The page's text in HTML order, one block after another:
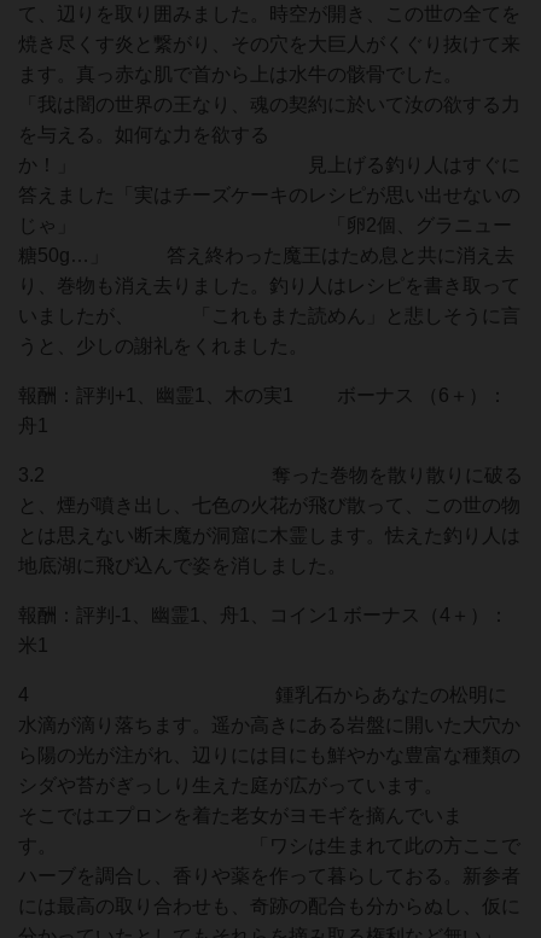
て、辺りを取り囲みました。時空が開き、この世の全てを
焼き尽くす炎と繋がり、その穴を大巨人がくぐり抜けて来
ます。真っ赤な肌で首から上は水牛の骸骨でした。
「我は闇の世界の王なり、魂の契約に於いて汝の欲する力
を与える。如何な力を欲する
か！」 見上げる釣り人はすぐに
答えました「実はチーズケーキのレシピが思い出せないの
じゃ」 「卵2個、グラニュー
糖50g…」 答え終わった魔王はため息と共に消え去
り、巻物も消え去りました。釣り人はレシピを書き取って
いましたが、 「これもまた読めん」と悲しそうに言
うと、少しの謝礼をくれました。
報酬：評判+1、幽霊1、木の実1 ボーナス （6＋）：
舟1
3.2 奪った巻物を散り散りに破る
と、煙が噴き出し、七色の火花が飛び散って、この世の物
とは思えない断末魔が洞窟に木霊します。怯えた釣り人は
地底湖に飛び込んで姿を消しました。
報酬：評判-1、幽霊1、舟1、コイン1 ボーナス（4＋）：
米1
4 鍾乳石からあなたの松明に
水滴が滴り落ちます。遥か高きにある岩盤に開いた大穴か
ら陽の光が注がれ、辺りには目にも鮮やかな豊富な種類の
シダや苔がぎっしり生えた庭が広がっています。
そこではエプロンを着た老女がヨモギを摘んでいま
す。 「ワシは生まれて此の方ここで
ハーブを調合し、香りや薬を作って暮らしておる。新参者
には最高の取り合わせも、奇跡の配合も分からぬし、仮に